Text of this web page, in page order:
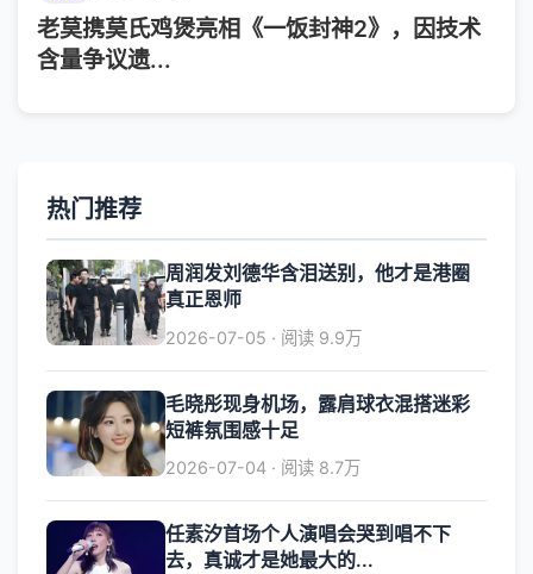
老莫携莫氏鸡煲亮相《一饭封神2》，因技术
含量争议遗...
热门推荐
周润发刘德华含泪送别，他才是港圈
真正恩师
2026-07-05 · 阅读 9.9万
毛晓彤现身机场，露肩球衣混搭迷彩
短裤氛围感十足
2026-07-04 · 阅读 8.7万
任素汐首场个人演唱会哭到唱不下
去，真诚才是她最大的...